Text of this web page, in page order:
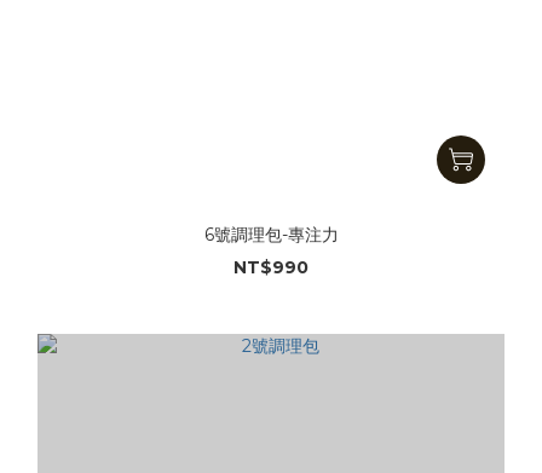
6號調理包-專注力
NT$990